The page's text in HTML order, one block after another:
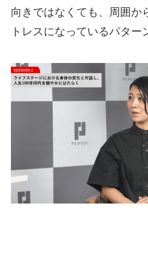
向きではなくても、周囲か
トレスになっているパター